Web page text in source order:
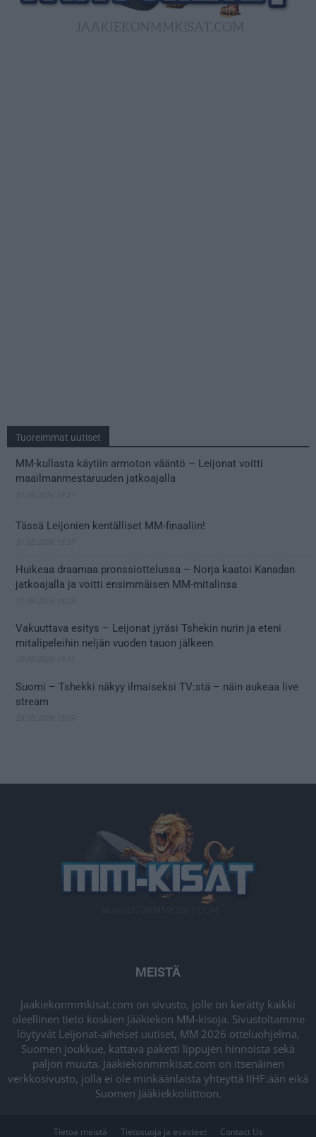
Tuoreimmat uutiset
MM-kullasta käytiin armoton vääntö – Leijonat voitti
maailmanmestaruuden jatkoajalla
Tässä Leijonien kentälliset MM-finaaliin!
Huikeaa draamaa pronssiottelussa – Norja kaatoi Kanadan
jatkoajalla ja voitti ensimmäisen MM-mitalinsa
Vakuuttava esitys – Leijonat jyräsi Tshekin nurin ja eteni
mitalipeleihin neljän vuoden tauon jälkeen
Suomi – Tshekki näkyy ilmaiseksi TV:stä – näin aukeaa live
stream
MEISTÄ
Jaakiekonmmkisat.com on sivusto, jolle on kerätty kaikki
oleellinen tieto koskien Jääkiekon MM-kisoja. Sivustoltamme
löytyvät Leijonat-aiheiset uutiset, MM 2026 otteluohjelma,
Suomen joukkue, kattava paketti lippujen hinnoista sekä
paljon muuta. Jaakiekonmmkisat.com on itsenäinen
verkkosivusto, jolla ei ole minkäänlaista yhteyttä IIHF:ään eikä
Suomen Jääkiekkoliittoon.
Tietoa meistä Tietosuoja ja evästeet Contact Us